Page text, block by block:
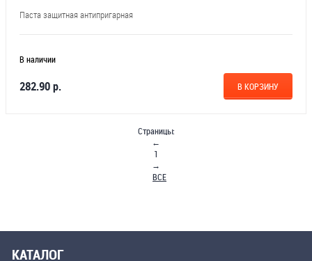
Паста защитная антипригарная
В наличии
282.90 р. В КОРЗИНУ
Страницы:
←
1
→
ВСЕ
КАТАЛОГ